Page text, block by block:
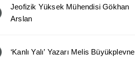
Jeofizik Yüksek Mühendisi Gökhan
Arslan
‘Kanlı Yalı’ Yazarı Melis Büyükplevne